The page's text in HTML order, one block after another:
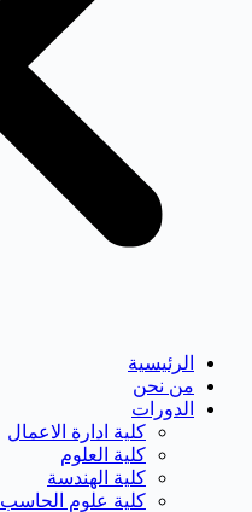
الرئيسية
من نحن
الدورات
كلية ادارة الاعمال
كلية العلوم
كلية الهندسة
كلية علوم الحاسب